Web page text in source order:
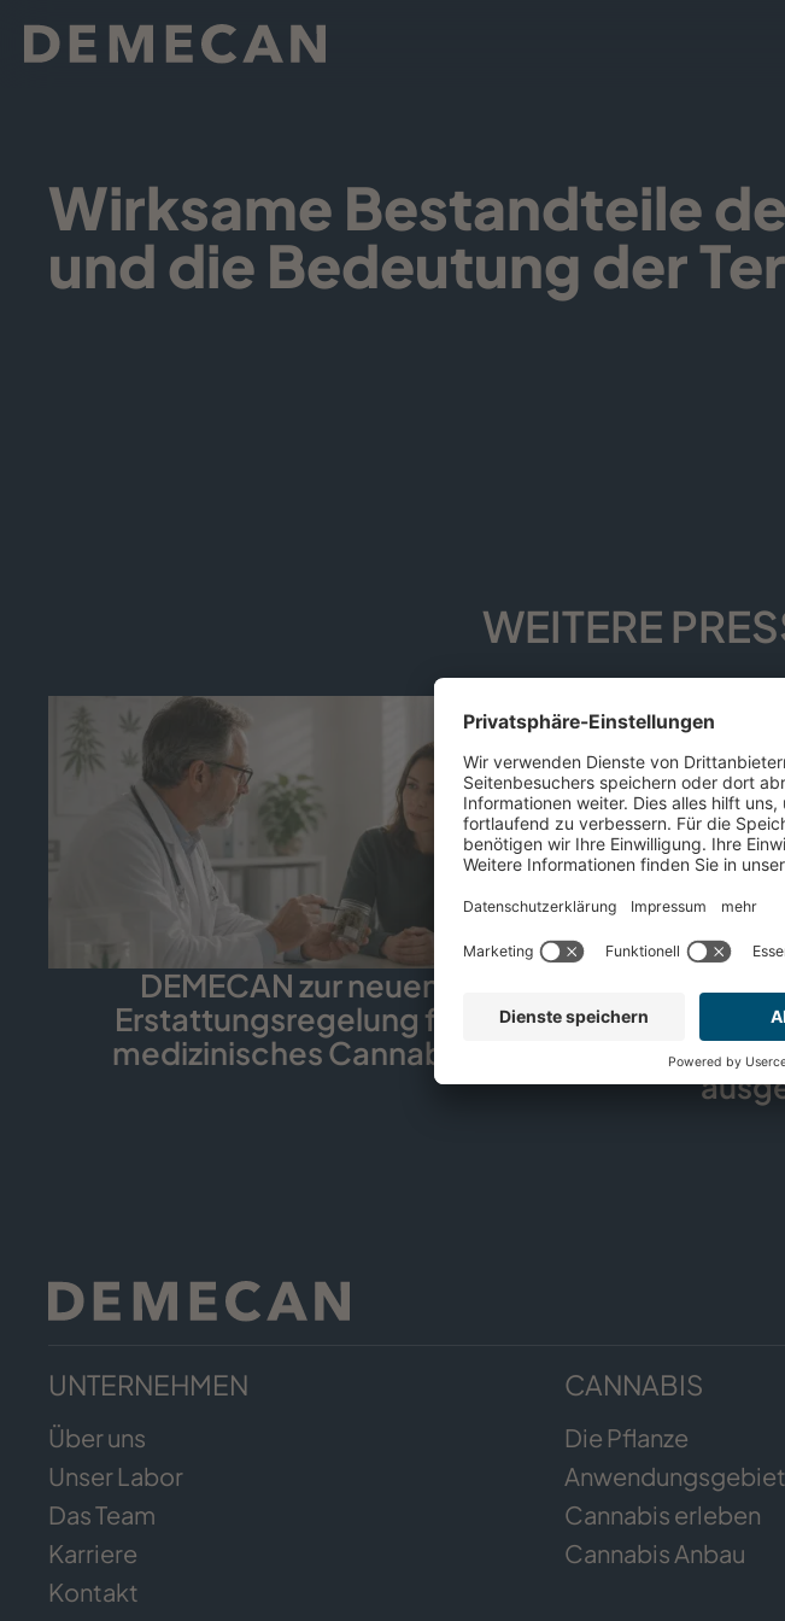
Wirksame Bestandteile
und die Bedeutung der
WEITERE
DEMECAN zur neuen
Erstattungsregelung für
medizinisches Cannabis
DEMECAN
Jahres“
UNTERNEHMEN
Über uns
Unser Labor
Das Team
Karriere
Kontakt
CANNABIS
Die Pflanze
Cannabis erleben
Cannabis Anbau